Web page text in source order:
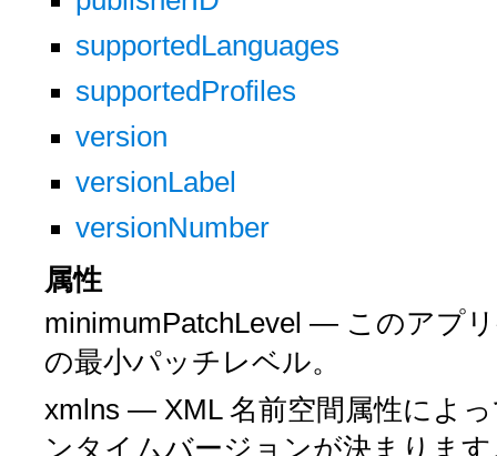
supportedLanguages
supportedProfiles
version
versionLabel
versionNumber
属性
minimumPatchLevel — このアプ
の最小パッチレベル。
xmlns — XML 名前空間属性によ
ンタイムバージョンが決まります